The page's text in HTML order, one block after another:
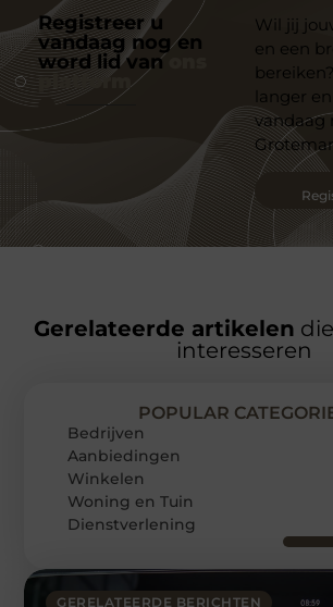
Registreer u
vandaag nog en
word lid van
platform
Wil jij
en een
langer
vandaag
Gerelateerde artikelen
interesseren
GERELATEERDE BERICHTEN
POPULAR
Bedrijven
Aanbiedingen
Winkelen
Woning en Tuin
Dienstverlening